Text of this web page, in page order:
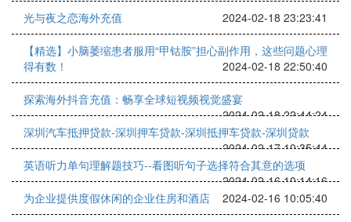
光与夜之恋海外充值 2024-02-18 23:23:41
【精选】小脑萎缩患者服用“甲钴胺”担心副作用，这些问题心理
得有数！
2024-02-18 22:50:40
探索海外抖音充值：畅享全球短视频视觉盛宴
2024-02-18 22:44:24
深圳汽车抵押贷款-深圳押车贷款-深圳抵押车贷款-深圳贷款
2024-02-17 10:35:44
英语听力单句理解题技巧--看图听句子选择符合其意的选项
2024-02-16 10:14:16
为企业提供度假休闲的企业住房和酒店
2024-02-16 10:05:40